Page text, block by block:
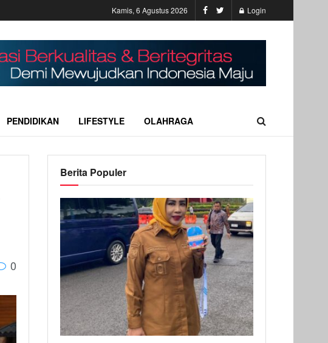
Kamis, 6 Agustus 2026 Login
PENDIDIKAN LIFESTYLE OLAHRAGA
0
Berita Populer